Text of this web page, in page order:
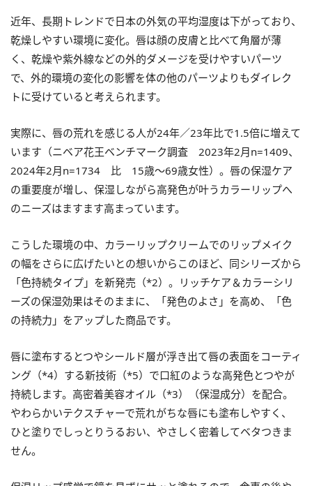
近年、長期トレンドで日本の外気の平均湿度は下がっており、
乾燥しやすい環境に変化。唇は顔の皮膚と比べて角層が薄
く、乾燥や紫外線などの外的ダメージを受けやすいパーツ
で、外的環境の変化の影響を体の他のパーツよりもダイレク
トに受けていると考えられます。
実際に、唇の荒れを感じる人が24年／23年比で1.5倍に増えて
います（ニベア花王ベンチマーク調査 2023年2月n=1409、
2024年2月n=1734 比 15歳〜69歳女性）。唇の保湿ケア
の重要度が増し、保湿しながら高発色が叶うカラーリップへ
のニーズはますます高まっています。
こうした環境の中、カラーリップクリームでのリップメイク
の幅をさらに広げたいとの想いからこのほど、同シリーズから
「色持続タイプ」を新発売（*2）。リッチケア＆カラーシリ
ーズの保湿効果はそのままに、「発色のよさ」を高め、「色
の持続力」をアップした商品です。
唇に塗布するとつやシールド層が浮き出て唇の表面をコーティ
ング（*4）する新技術（*5）で口紅のような高発色とつやが
持続します。高密着美容オイル（*3）（保湿成分）を配合。
やわらかいテクスチャーで荒れがちな唇にも塗布しやすく、
ひと塗りでしっとりうるおい、やさしく密着してベタつきま
せん。